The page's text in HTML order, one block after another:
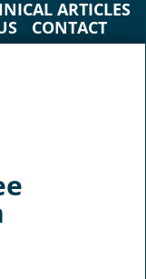
ARTICLES
CONTACT